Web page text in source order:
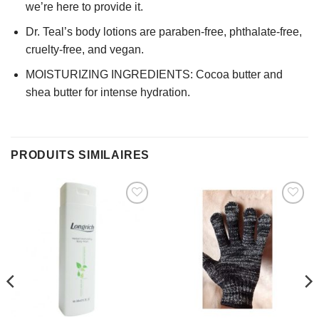
we’re here to provide it.
Dr. Teal’s body lotions are paraben-free, phthalate-free,
cruelty-free, and vegan.
MOISTURIZING INGREDIENTS: Cocoa butter and
shea butter for intense hydration.
PRODUITS SIMILAIRES
AJOUTER
À MES
FAVORIS